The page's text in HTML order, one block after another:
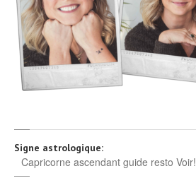
Signe astrologique:
Capricorne ascendant guide resto Voir!